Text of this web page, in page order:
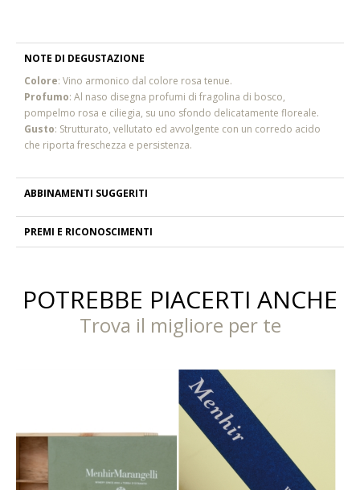
NOTE DI DEGUSTAZIONE
Colore: Vino armonico dal colore rosa tenue.
Profumo: Al naso disegna profumi di fragolina di bosco,
pompelmo rosa e ciliegia, su uno sfondo delicatamente floreale.
Gusto: Strutturato, vellutato ed avvolgente con un corredo acido
che riporta freschezza e persistenza.
ABBINAMENTI SUGGERITI
PREMI E RICONOSCIMENTI
POTREBBE PIACERTI ANCHE
Trova il migliore per te